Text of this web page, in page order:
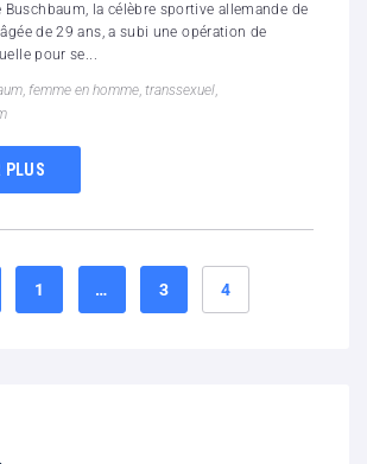
Buschbaum, la célèbre sportive allemande de
de 29 ans, a subi une opération de
pour se...
, femme en homme, transsexuel,
PLUS
1 … 3 4